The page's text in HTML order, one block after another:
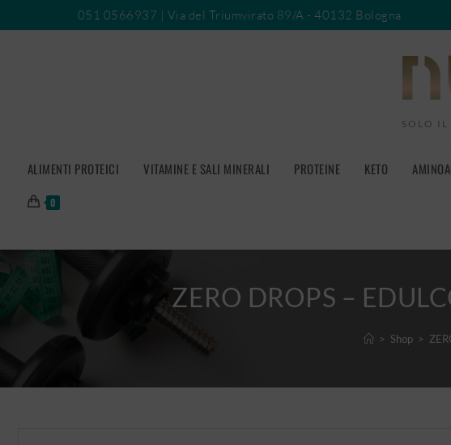
051 0566937 | Via del Triumvirato 89/A - 40132 Bologna
SOLO IL
ALIMENTI PROTEICI VITAMINE E SALI MINERALI PROTEINE KETO
0
ZERO DROPS –
> Shop >